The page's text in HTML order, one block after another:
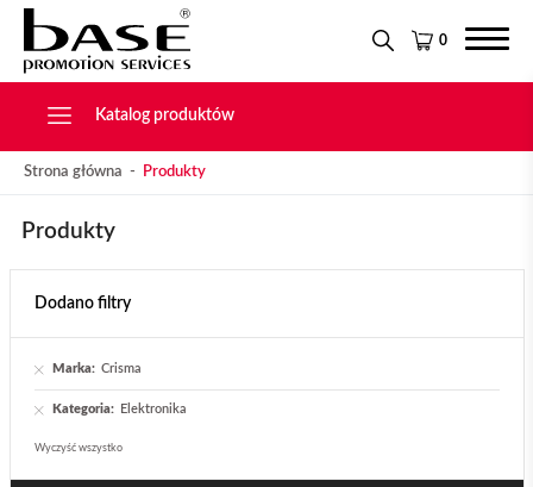
0
KONTAKT
Katalog produktów
Tekstylia
Świąteczne
Drobiazgi, Breloki
Strona główna Produkty
Produkty
Dodano filtry
Marka: Crisma
Kategoria: Elektronika
Wyczyść wszystko